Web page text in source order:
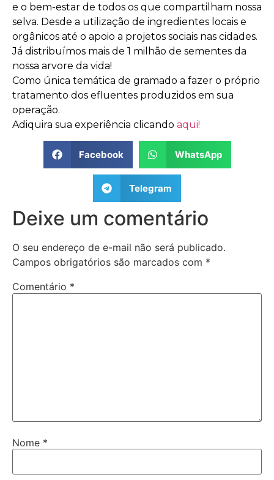
e o bem-estar de todos os que compartilham nossa
selva. Desde a utilização de ingredientes locais e
orgânicos até o apoio a projetos sociais nas cidades.
Já distribuímos mais de 1 milhão de sementes da
nossa arvore da vida!
Como única temática de gramado a fazer o próprio
tratamento dos efluentes produzidos em sua
operação.
Adiquira sua experiência clicando aqui!
Facebook WhatsApp
Telegram
Deixe um comentário
O seu endereço de e-mail não será publicado.
Campos obrigatórios são marcados com *
Comentário *
Nome *